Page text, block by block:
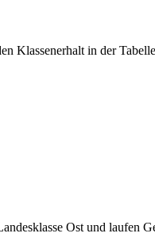
Klassenerhalt in der
Ost und laufen